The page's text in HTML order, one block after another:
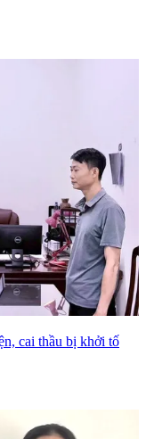
cai thầu bị khởi tố